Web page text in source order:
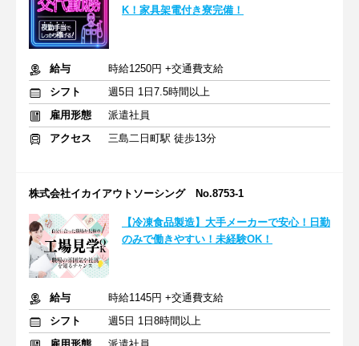
K！家具架電付き寮完備！
給与
時給1250円 +交通費支給
シフト
週5日 1日7.5時間以上
雇用形態
派遣社員
アクセス
三島二日町駅 徒歩13分
株式会社イカイアウトソーシング No.8753-1
【冷凍食品製造】大手メーカーで安心！日勤
のみで働きやすい！未経験OK！
給与
時給1145円 +交通費支給
シフト
週5日 1日8時間以上